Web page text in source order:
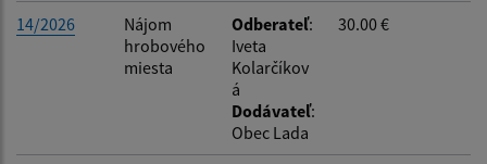
14/2026
Nájom
hrobového
miesta
Odberateľ:
Iveta
Kolarčíkov
á
Dodávateľ:
Obec Lada
30.00 €